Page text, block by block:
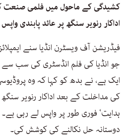
کشیدگی کے ماحول میں فلمی صنعت
اداکار رنویر سنگھ پر عائد پابندی
فیڈریشن آف ویسٹرن انڈیا سنے
جو انڈیا کی فلم انڈسٹری کی سب سے
ایک ہے، نے بدھ کو کہا کہ وہ
کی مداخلت کے بعد اداکار رنویر
ہدایت‘ فوری طور پر واپس لے رہی ہے۔
دوستانہ حل نکالنے کی کوشش کی۔